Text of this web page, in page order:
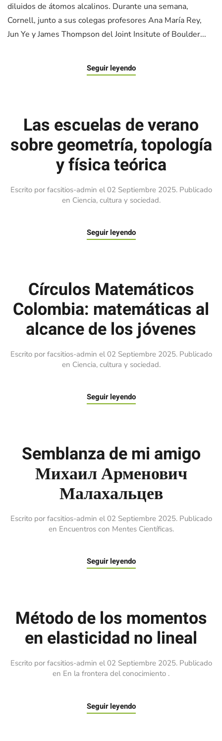
diluidos de átomos alcalinos. Durante una semana,
Cornell, junto a sus colegas profesores Ana María Rey,
Jun Ye y James Thompson del Joint Insitute of Boulder...
Seguir leyendo
Las escuelas de verano
sobre geometría, topología
y física teórica
Escrito por facsitios-admin el 02 Septiembre 2025. Publicado
en Ciencia, cultura y sociedad.
Seguir leyendo
Círculos Matemáticos
Colombia: matemáticas al
alcance de los jóvenes
Escrito por facsitios-admin el 02 Septiembre 2025. Publicado
en Ciencia, cultura y sociedad.
Seguir leyendo
Semblanza de mi amigo
Михаил Арменович
Малахальцев
Escrito por facsitios-admin el 02 Septiembre 2025. Publicado
en Encuentros con Mentes Científicas.
Seguir leyendo
Método de los momentos
en elasticidad no lineal
Escrito por facsitios-admin el 02 Septiembre 2025. Publicado
en En la frontera del conocimiento .
Seguir leyendo